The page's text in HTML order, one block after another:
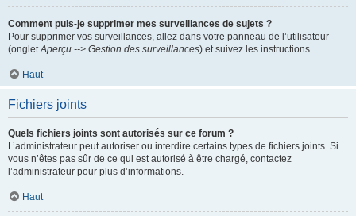
Comment puis-je supprimer mes surveillances de sujets ?
Pour supprimer vos surveillances, allez dans votre panneau de l’utilisateur
(ongletAperçu --> Gestion des surveillances) et suivez les instructions.
Haut
Fichiers joints
Quels fichiers joints sont autorisés sur ce forum ?
L’administrateur peut autoriser ou interdire certains types de fichiers joints. Si
vous n’êtes pas sûr de ce qui est autorisé à être chargé, contactez
l’administrateur pour plus d’informations.
Haut